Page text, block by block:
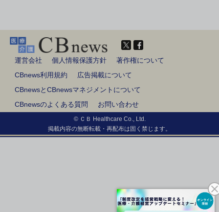
運営会社 個人情報保護方針
著作権について
CBnews利用規約
広告掲載について
CBnewsとCBnewsマネジメントについて
CBnewsのよくある質問
お問い合わせ
© ＣＢ Healthcare Co., Ltd.
掲載内容の無断転載・再配布は固く禁じます。